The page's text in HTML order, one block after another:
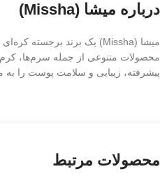
درباره میشا (Missha)
پیشرفته، زیبایی و سلامت پوست را به
محصولات مرتبط